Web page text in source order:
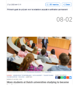
08-02